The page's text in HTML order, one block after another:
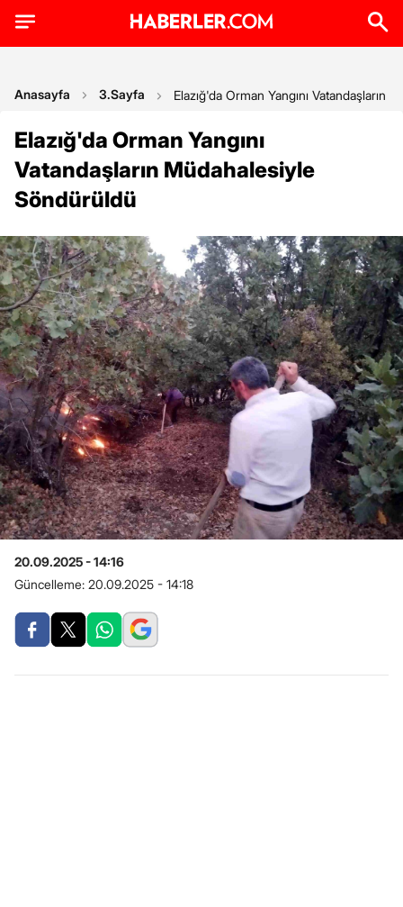
Anasayfa 3.Sayfa Elazığ'da Orman Yangını Vatandaşların
Elazığ'da Orman Yangını
Vatandaşların Müdahalesiyle
Söndürüldü
20.09.2025 - 14:16
Güncelleme: 20.09.2025 - 14:18